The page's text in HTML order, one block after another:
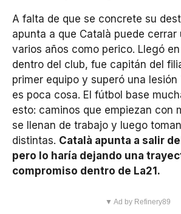
A falta de que se concrete su
apunta a que Català puede cerrar
varios años como perico. Llegó
dentro del club, fue capitán del
primer equipo y superó una
es poca cosa. El fútbol base
esto: caminos que empiezan con
se llenan de trabajo y luego
distintas. Català apunta a salir
pero lo haría dejando una
compromiso dentro de La21.
▼ Ad by Refinery89